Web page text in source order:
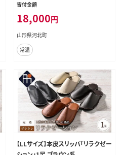
寄付金額
18,000円
山形県河北町
常温
【LLサイズ】本皮スリッパ「リラクゼー